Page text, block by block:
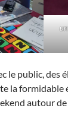
le public, des
la formidable
autour